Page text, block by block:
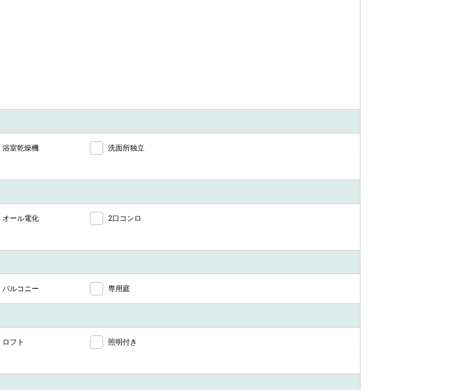
浴室乾燥機
洗面所独立
オール電化
2口コンロ
バルコニー 専用庭
ロフト
照明付き